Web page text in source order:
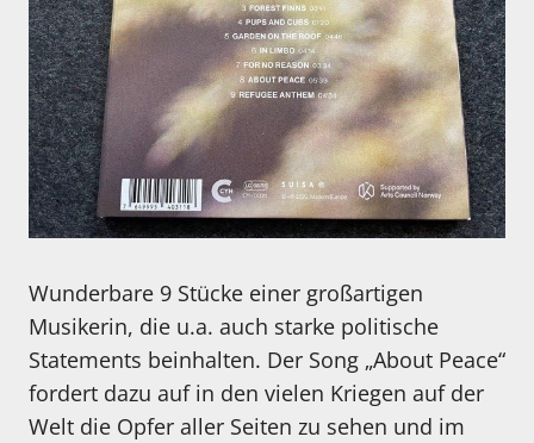
Wunderbare 9 Stücke einer großartigen
Musikerin, die u.a. auch starke politische
Statements beinhalten. Der Song „About Peace“
fordert dazu auf in den vielen Kriegen auf der
Welt die Opfer aller Seiten zu sehen und im